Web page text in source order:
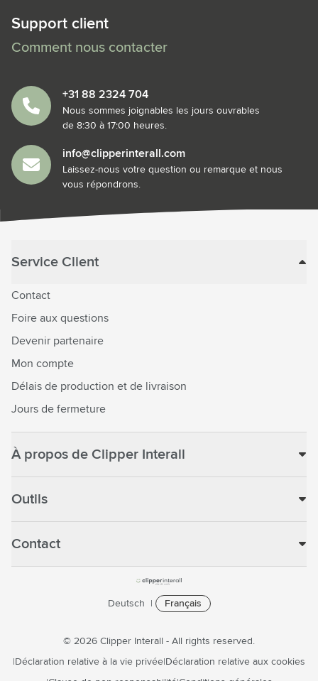
Support client
Comment nous contacter
+31 88 2324 704
Nous sommes joignables les jours ouvrables
de 8:30 à 17:00 heures.
info@clipperinterall.com
Laissez-nous votre question ou remarque et nous
vous répondrons.
Service Client
Contact
Foire aux questions
Devenir partenaire
Mon compte
Délais de production et de livraison
Jours de fermeture
À propos de Clipper Interall
Outils
Contact
Deutsch Français
© 2026 Clipper Interall - All rights reserved.
Déclaration relative à la vie privée Déclaration relative aux cookies